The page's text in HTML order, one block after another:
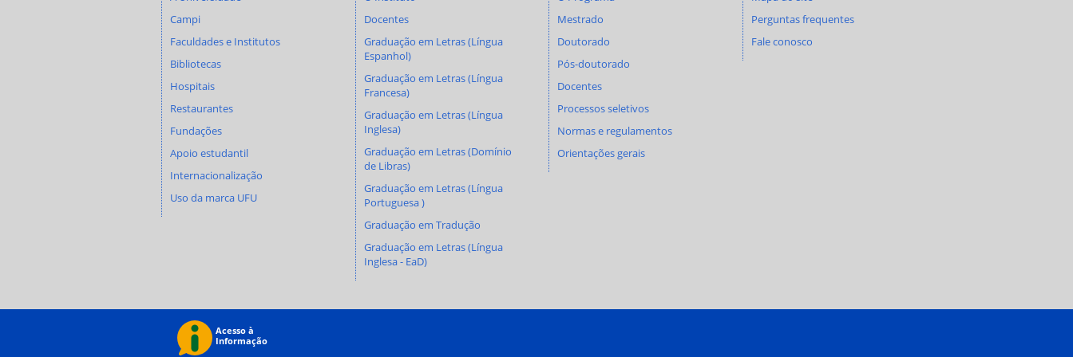
Campi
Faculdades e Institutos
Bibliotecas
Hospitais
Restaurantes
Fundações
Apoio estudantil
Internacionalização
Uso da marca UFU
Docentes
Graduação em Letras (Língua
Espanhol)
Graduação em Letras (Língua
Francesa)
Graduação em Letras (Língua
Inglesa)
Graduação em Letras (Domínio
de Libras)
Graduação em Letras (Língua
Portuguesa )
Graduação em Tradução
Graduação em Letras (Língua
Inglesa - EaD)
Mestrado
Doutorado
Pós-doutorado
Docentes
Processos seletivos
Normas e regulamentos
Orientações gerais
Perguntas frequentes
Fale conosco